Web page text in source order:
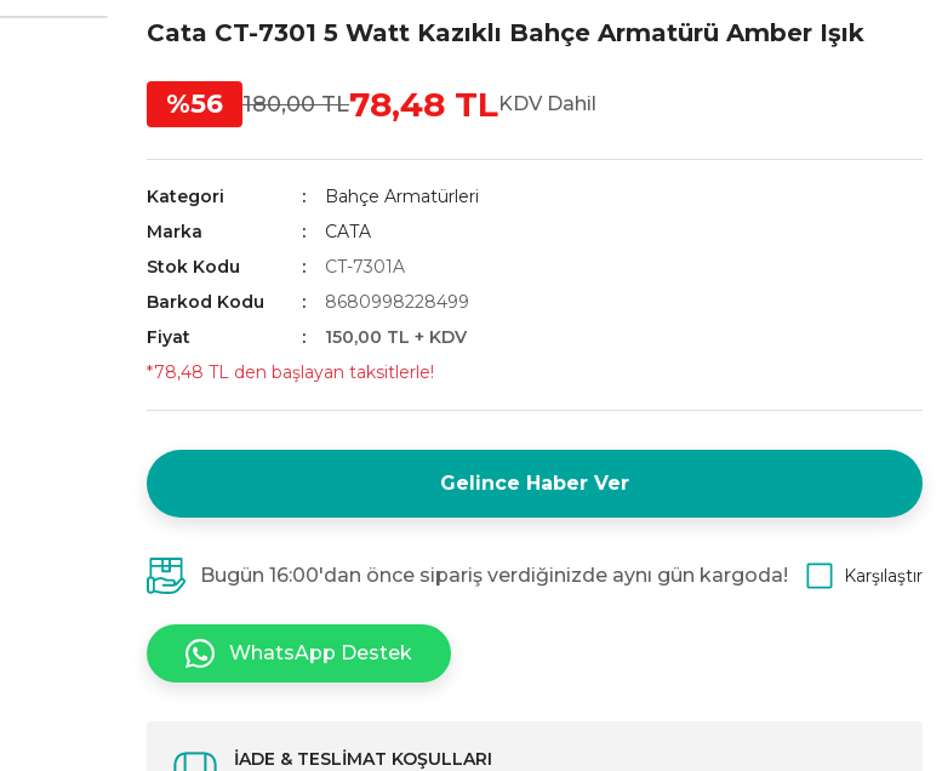
Cata CT-7301 5 Watt Kazıklı Bahçe Armatürü Amber Işık
%56 180,00 TL78,48 TLKDV Dahil
Kategori
Bahçe Armatürleri
Marka
CATA
Stok Kodu
CT-7301A
Barkod Kodu
8680998228499
Fiyat
150,00 TL + KDV
*78,48 TL den başlayan taksitlerle!
Gelince Haber Ver
Bugün 16:00'dan önce sipariş verdiğinizde aynı gün kargoda! Karşılaştır
WhatsApp Destek
İADE & TESLİMAT KOŞULLARI